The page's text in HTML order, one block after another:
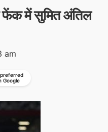
फेंक में सुमित अंतिल
am
Google